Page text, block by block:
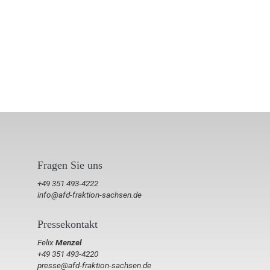
Fragen Sie uns
+49 351 493-4222
info@afd-fraktion-sachsen.de
Pressekontakt
FelixMenzel
+49 351 493-4220
presse@afd-fraktion-sachsen.de